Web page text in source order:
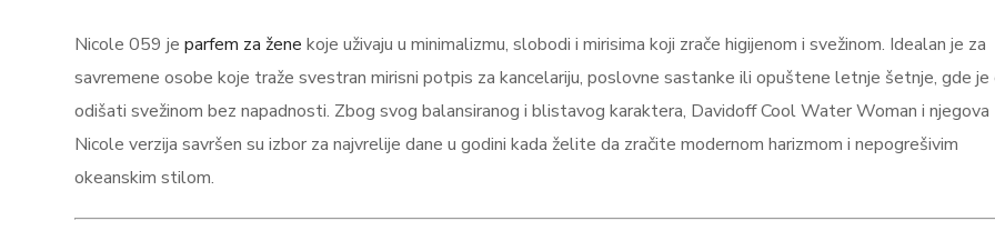
Nicole 059 je parfem za žene koje uživaju u minimalizmu, slobodi i mirisima koji zrače higijenom i svežinom. Idealan je za
savremene osobe koje traže svestran mirisni potpis za kancelariju, poslovne sastanke ili opuštene letnje šetnje, gde je
odišati svežinom bez napadnosti. Zbog svog balansiranog i blistavog karaktera, Davidoff Cool Water Woman i njegova
Nicole verzija savršen su izbor za najvrelije dane u godini kada želite da zračite modernom harizmom i nepogrešivim
okeanskim stilom.